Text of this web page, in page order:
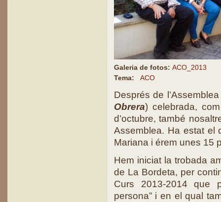
Galeria de fotos: ACO_2013
Tema:
ACO
Després de
Obrera) celebrada,
d’octubre, també
Assemblea. Ha estat el
Mariana i érem unes 15
Hem iniciat la trobada
de La Bordeta, per
Curs 2013-2014 que
persona” i en el qual